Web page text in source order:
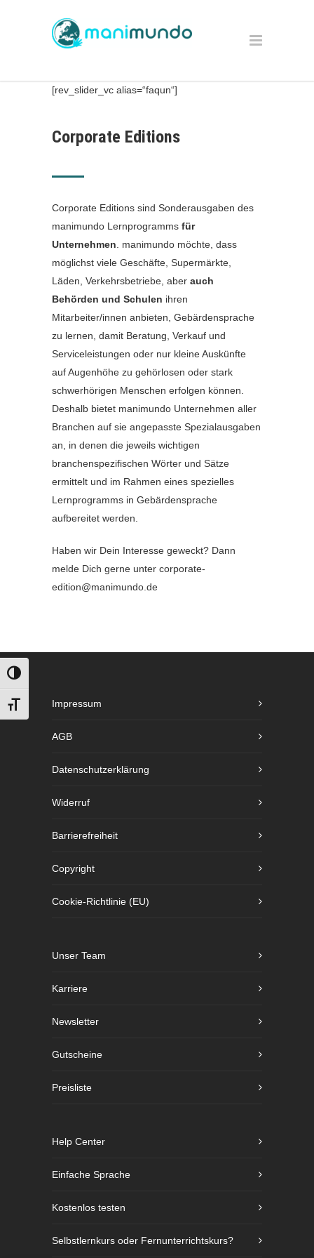
UMSCHALTEN AUF HOHE KONTRASTE
SCHRIFT VERGRÖSSERN
[rev_slider_vc alias=“faqun“]
Corporate Editions
Corporate Editions sind Sonderausgaben des
manimundo Lernprogramms für
Unternehmen . manimundo möchte, dass
möglichst viele Geschäfte, Supermärkte,
Läden, Verkehrsbetriebe, aber auch
Behörden und Schulen ihren
Mitarbeiter/innen anbieten, Gebärdensprache
zu lernen, damit Beratung, Verkauf und
Serviceleistungen oder nur kleine Auskünfte
auf Augenhöhe zu gehörlosen oder stark
schwerhörigen Menschen erfolgen können.
Deshalb bietet manimundo Unternehmen aller
Branchen auf sie angepasste Spezialausgaben
an, in denen die jeweils wichtigen
branchenspezifischen Wörter und Sätze
ermittelt und im Rahmen eines spezielles
Lernprogramms in Gebärdensprache
aufbereitet werden.
Haben wir Dein Interesse geweckt? Dann
melde Dich gerne unter corporate-
edition@manimundo.de
Impressum
AGB
Datenschutzerklärung
Widerruf
Barrierefreiheit
Copyright
Cookie-Richtlinie (EU)
Unser Team
Karriere
Newsletter
Gutscheine
Preisliste
Help Center
Einfache Sprache
Kostenlos testen
Selbstlernkurs oder Fernunterrichtskurs?